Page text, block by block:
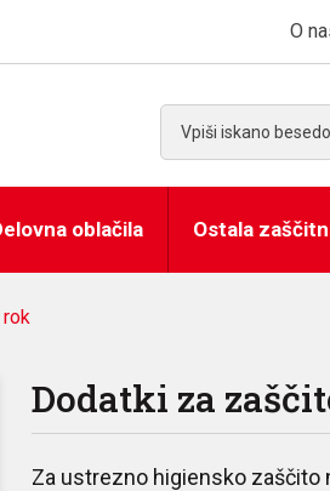
O
oblačila Ostala
Dodatki za
Za ustrezno higiensko zaščito